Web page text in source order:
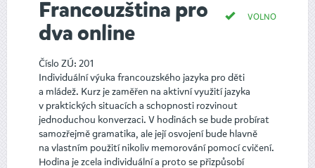
VOLNO
Francouzština pro
dva online
Číslo ZÚ: 201
Individuální výuka francouzského jazyka pro děti
a mládež. Kurz je zaměřen na aktivní využití jazyka
v praktických situacích a schopnosti rozvinout
jednoduchou konverzaci. V hodinách se bude probírat
samozřejmě gramatika, ale její osvojení bude hlavně
na vlastním použití nikoliv memorování pomocí cvičení.
Hodina je zcela individuální a proto se přizpůsobí